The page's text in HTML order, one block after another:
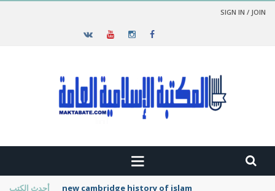
SIGN IN / JOIN
أحدث الكتب new cambridge history of islam